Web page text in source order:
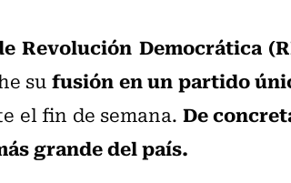
Revolución Democrática
sufusión en un partido
el fin de semana. De
grande del país.